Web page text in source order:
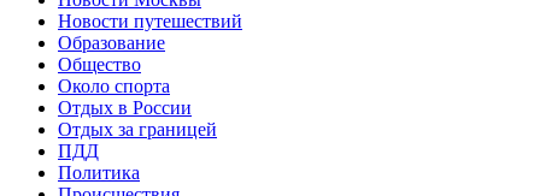
Новости путешествий
Образование
Общество
Около спорта
Отдых в России
Отдых за границей
ПДД
Политика